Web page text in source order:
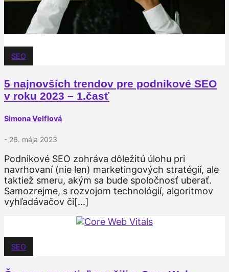
SEO
5 najnovších trendov pre podnikové SEO
v roku 2023 – 1.časť
Simona Velflová
- 26. mája 2023
Podnikové SEO zohráva dôležitú úlohu pri
navrhovaní (nie len) marketingových stratégií, ale
taktiež smeru, akým sa bude spoločnosť uberať.
Samozrejme, s rozvojom technológií, algoritmov
vyhľadávačov či[...]
SEO